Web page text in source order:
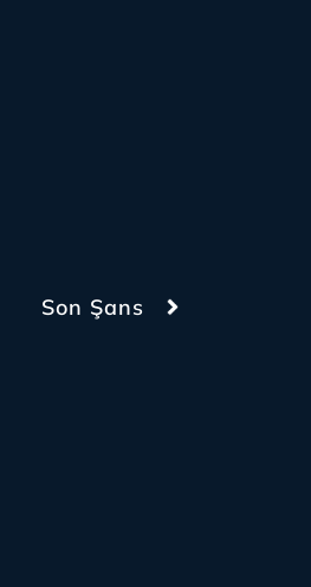
Son Şans